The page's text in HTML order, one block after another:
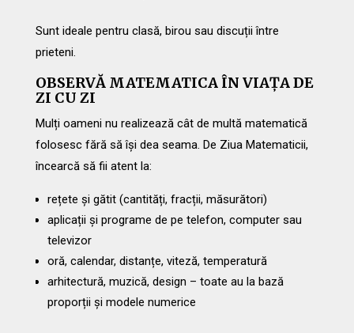
Sunt ideale pentru clasă, birou sau discuții între
prieteni.
OBSERVĂ MATEMATICA ÎN VIAȚA DE
ZI CU ZI
Mulți oameni nu realizează cât de multă matematică
folosesc fără să își dea seama. De Ziua Matematicii,
încearcă să fii atent la:
rețete și gătit (cantități, fracții, măsurători)
aplicații și programe de pe telefon, computer sau
televizor
oră, calendar, distanțe, viteză, temperatură
arhitectură, muzică, design – toate au la bază
proporții și modele numerice